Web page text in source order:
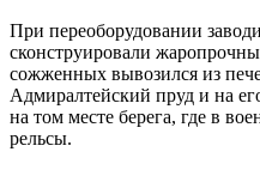
При переоборудовании
сконструировали
сожженных вывозился из
Адмиралтейский пруд и на
на том месте берега, где в
рельсы.